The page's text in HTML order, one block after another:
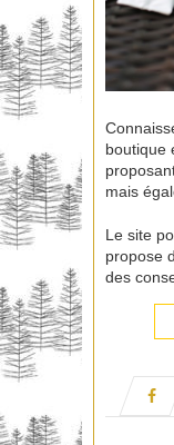
boutique
mais
Le site
propose
des